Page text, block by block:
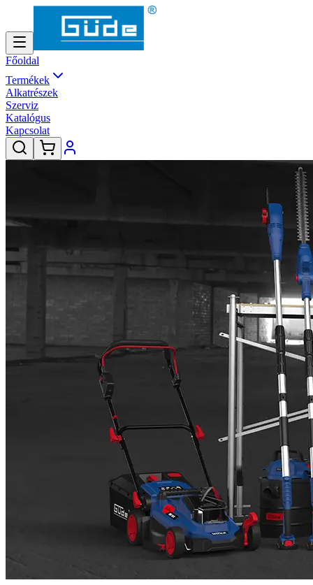
Főoldal
Termékek
Alkatrészek
Szerviz
Katalógus
Kapcsolat